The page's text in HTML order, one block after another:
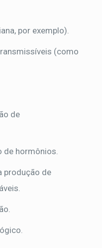
por exemplo).
(como
de
de hormônios.
produção de